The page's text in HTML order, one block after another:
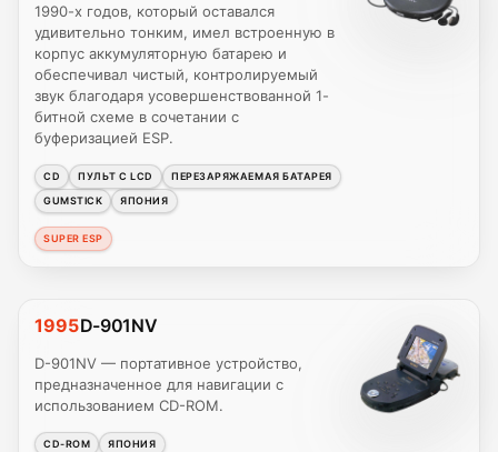
1990-х годов, который оставался
удивительно тонким, имел встроенную в
корпус аккумуляторную батарею и
обеспечивал чистый, контролируемый
звук благодаря усовершенствованной 1-
битной схеме в сочетании с
буферизацией ESP.
CD ПУЛЬТ С LCD
ПЕРЕЗАРЯЖАЕМАЯ БАТАРЕЯ
GUMSTICK
ЯПОНИЯ
SUPER ESP
1995D-901NV
D-901NV — портативное устройство,
предназначенное для навигации с
использованием CD-ROM.
CD-ROM ЯПОНИЯ